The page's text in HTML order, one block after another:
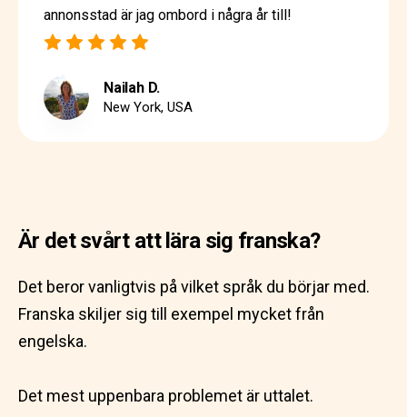
annonsstad är jag ombord i några år till!
Nailah D.
New York, USA
Är det svårt att lära sig franska?
Det beror vanligtvis på vilket språk du börjar med.
Franska skiljer sig till exempel mycket från
engelska.
Det mest uppenbara problemet är uttalet.